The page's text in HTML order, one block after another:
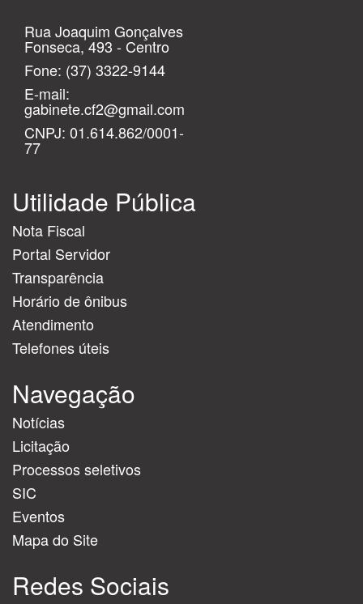
Rua Joaquim Gonçalves
Fonseca, 493 - Centro
Fone: (37) 3322-9144
E-mail:
gabinete.cf2@gmail.com
CNPJ: 01.614.862/0001-
77
Utilidade Pública
Nota Fiscal
Portal Servidor
Transparência
Horário de ônibus
Atendimento
Telefones úteis
Navegação
Notícias
Licitação
Processos seletivos
SIC
Eventos
Mapa do Site
Redes Sociais